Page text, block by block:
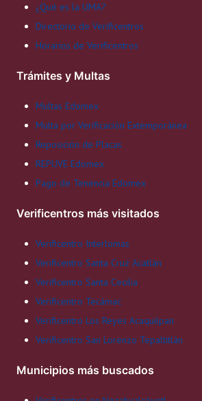
¿Qué es la UMA?
Directorio de Verificentros
Horarios de Verificentros
Trámites y Multas
Multas Edomex
Multa por Verificación Extemporánea
Reposición de Placas
REPUVE Edomex
Pago de Tenencia Edomex
Verificentros más visitados
Verificentro Interlomas
Verificentro Santa Cruz Acatlán
Verificentro Santa Cecilia
Verificentro Tecámac
Verificentro Los Reyes Acaquilpan
Verificentro San Lorenzo Tepaltitlán
Municipios más buscados